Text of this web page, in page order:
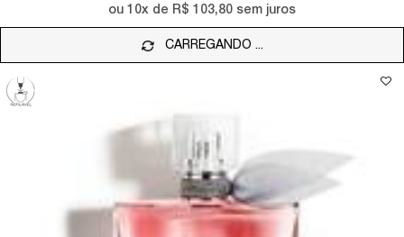
ou 10x de R$ 103,80 sem juros
CARREGANDO ...